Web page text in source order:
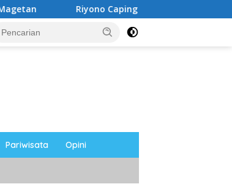
Riyono Caping Nobar Timnas Indonesia Bersama
Pariwisata Opini